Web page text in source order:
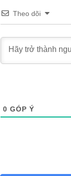
Theo dõi
0 GÓP Ý